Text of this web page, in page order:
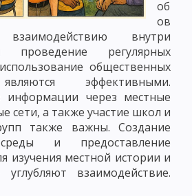
об
ов
взаимодействию внутри
проведение регулярных
общественных
эффективными.
информации через местные
сети, а также участие школ и
также важны. Создание
и предоставление
изучения местной истории и
взаимодействие.